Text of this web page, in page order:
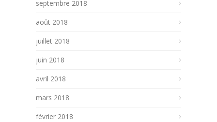
septembre 2018
août 2018
juillet 2018
juin 2018
avril 2018
mars 2018
février 2018